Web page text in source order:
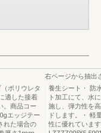
ポリウレタ
適した接着
。商品コー
エッジテー
れた場合の
右ページから抽出
養生シート・ 防
ト加工にて、水
施し、弾力性を
ドします。・ 軽
性に優れていま